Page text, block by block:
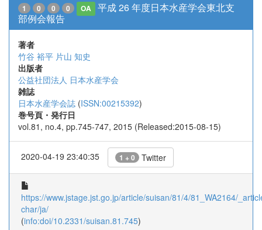
1 0 0 0 OA
平成 26 年度日本水産学会東北支
部例会報告
著者
竹谷 裕平 片山 知史
出版者
公益社団法人 日本水産学会
雑誌
日本水産学会誌 (ISSN:00215392)
巻号頁・発行日
vol.81, no.4, pp.745-747, 2015 (Released:2015-08-15)
2020-04-19 23:40:35 1 + 0 Twitter
https://www.jstage.jst.go.jp/article/suisan/81/4/81_WA2164/
char/ja/
(info:doi/10.2331/suisan.81.745)